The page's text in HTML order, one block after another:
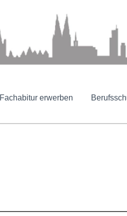
Fachabitur erwerben